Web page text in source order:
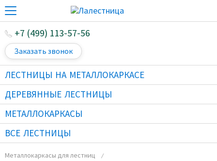
+7 (499) 113-57-56
Заказать звонок
ЛЕСТНИЦЫ НА МЕТАЛЛОКАРКАСЕ
ДЕРЕВЯННЫЕ ЛЕСТНИЦЫ
МЕТАЛЛОКАРКАСЫ
ВСЕ ЛЕСТНИЦЫ
Металлокаркасы для лестниц